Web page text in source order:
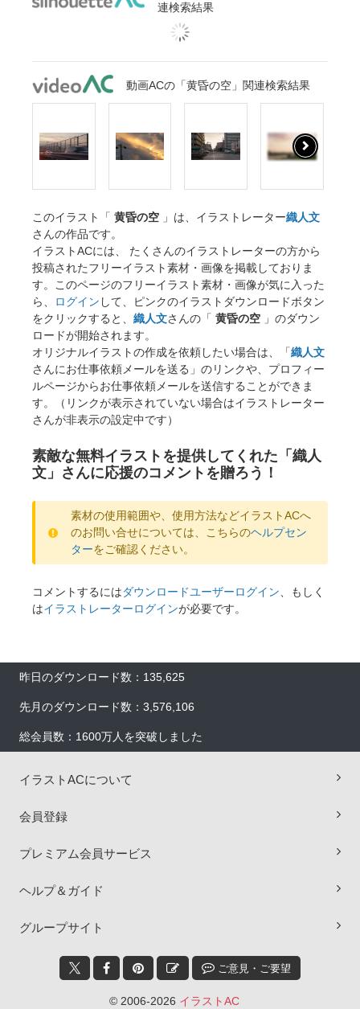
連検索結果
動画ACの「黄昏の空」関連検索結果
このイラスト「 黄昏の空 」は、イラストレーター織人文
さんの作品です。
イラストACには、 たくさんのイラストレーターの方から
投稿されたフリーイラスト素材・画像を掲載しておりま
す。このページのフリーイラスト素材・画像が気に入った
ら、
ログイン して、ピンクのイラストダウンロードボタン
をクリックすると、 織人文さんの「 黄昏の空 」のダウン
ロードが開始されます。
オリジナルイラストの作成を依頼したい場合は、「織人文
さんにお仕事依頼メールを送る」のリンクや、プロフィー
ルページからお仕事依頼メールを送信することができま
す。（リンクが表示されていない場合はイラストレーター
さんが非表示の設定中です）
素敵な無料イラストを提供してくれた「織人
文」さんに応援のコメントを贈ろう！
素材の使用範囲や、使用方法などイラストACへ
のお問い合せについては、こちらのヘルプセン
ターをご確認ください。
コメントするにはダウンロードユーザーログイン、もしく
はイラストレーターログインが必要です。
昨日のダウンロード数：135,625
先月のダウンロード数：3,576,106
総会員数：1600万人を突破しました
イラストACについて
会員登録
プレミアム会員サービス
ヘルプ＆ガイド
グループサイト
ご意見・ご要望
© 2006-2026 イラストAC